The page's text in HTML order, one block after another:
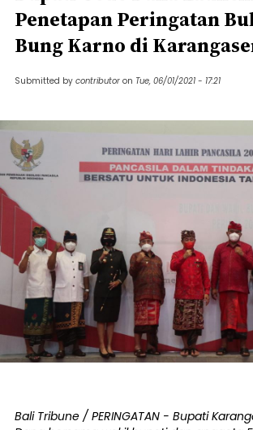
Penetapan Peringatan
Bung Karno di
Submitted by contributor on Tue, 06/01/2021 - 17:21
Bali Tribune / PERINGATAN - Bupati